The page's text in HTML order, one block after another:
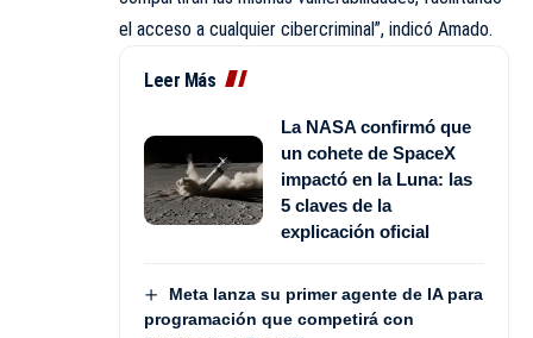
el acceso a cualquier cibercriminal”, indicó Amado.
Leer Más
La NASA confirmó que
un cohete de SpaceX
impactó en la Luna: las
5 claves de la
explicación oficial
Meta lanza su primer agente de IA para
programación que competirá con